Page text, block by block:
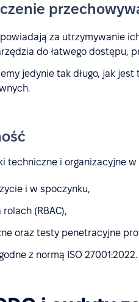
za utrzymywanie
do łatwego dostępu,
jedynie tak długo, jak
techniczne i organizacyjne
i w spoczynku,
(RBAC),
oraz testy penetracyjne
z normą ISO 27001:2022.